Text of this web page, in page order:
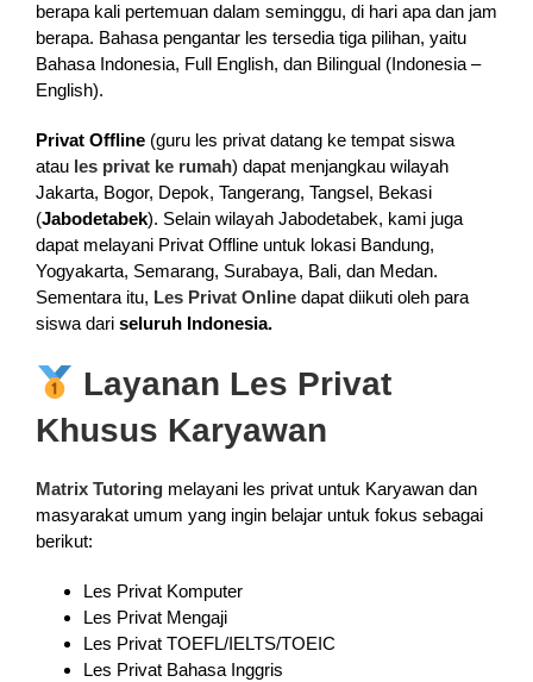
berapa kali pertemuan dalam seminggu, di hari apa dan jam
berapa. Bahasa pengantar les tersedia tiga pilihan, yaitu
Bahasa Indonesia, Full English, dan Bilingual (Indonesia –
English).
Privat Offline(guru les privat datang ke tempat siswa
ataules privat ke rumah) dapat menjangkau wilayah
Jakarta, Bogor, Depok, Tangerang, Tangsel, Bekasi
(Jabodetabek). Selain wilayah Jabodetabek, kami juga
dapat melayani Privat Offline untuk lokasi Bandung,
Yogyakarta, Semarang, Surabaya, Bali, dan Medan.
Sementara itu, Les Privat Onlinedapat diikuti oleh para
siswa dari seluruh Indonesia.
Layanan Les Privat
Khusus Karyawan
Matrix Tutoring melayani les privat untuk Karyawan dan
masyarakat umum yang ingin belajar untuk fokus sebagai
berikut:
Les Privat Komputer
Les Privat Mengaji
Les Privat TOEFL/IELTS/TOEIC
Les Privat Bahasa Inggris